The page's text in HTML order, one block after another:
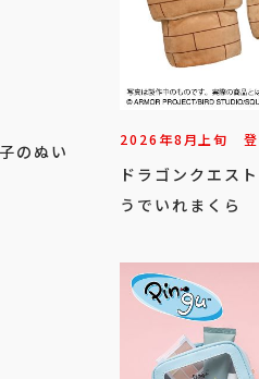
のぬい
2026年8月上旬 登
ドラゴンクエ
うでいれまくら